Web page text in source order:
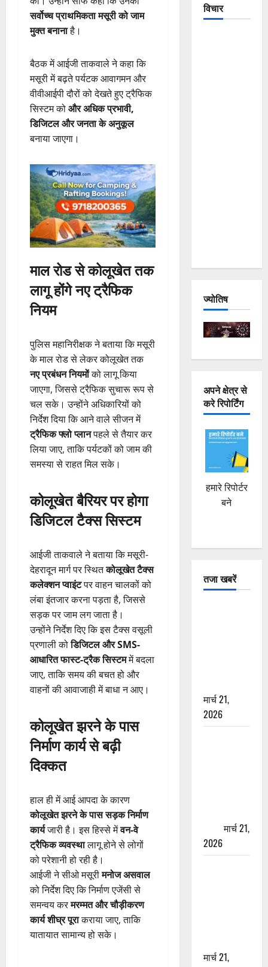
सर्वोच्च प्राथमिकता मसूरी को जाम
मुक्त बनानाहै।
बैठक में आईजी ताकवाले ने कहा कि
मसूरी में बढ़ते पर्यटक आवागमन और
वीवीआईपी दौरों को देखते हुए ट्रैफिक
सिस्टम कोऔर अधिक प्रभावी,
डिजिटल और जनता के अनुकूल
बनाया जाएगा।
माल रोड से कोलूखेत तक
लागू होंगे नए ट्रैफिक
नियम
पुलिस महानिरीक्षक ने बताया कि मसूरी
के माल रोड से लेकर कोलूखेत तक
नए प्रबंधन नियमोंको लागू किया
जाएगा, जिससे ट्रैफिक सुचारू रूप से
चल सके। उन्होंने अधिकारियों को
निर्देश दिया कि आने वाले सीजन में
ट्रैफिक फ्लो प्लानपहले से तैयार कर
लिया जाए, ताकि पर्यटकों को जाम की
समस्या से राहत मिल सके।
कोलूखेत बैरियर पर होगा
डिजिटल टैक्स सिस्टम
आईजी ताकवाले ने बताया कि मसूरी-
देहरादून मार्ग पर स्थितकोलूखेत टैक्स
कलेक्शन प्वाइंटपर वाहन चालकों को
लंबा इंतजार करना पड़ता है, जिससे
सड़क पर जाम लग जाता है।
उन्होंने निर्देश दिए कि इस टैक्स वसूली
प्रणाली कोडिजिटल और SMS-
आधारित फास्ट-ट्रैक सिस्टममें बदला
जाए, ताकि समय की बचत हो और
वाहनों की आवाजाही में बाधा न आए।
कोलूखेत झरने के पास
निर्माण कार्य से बढ़ी
दिक्कत
हाल ही में आई आपदा के कारण
कोलूखेत झरने के पास सड़क निर्माण
कार्यजारी है। इस हिस्से मेंवन-वे
ट्रैफिक व्यवस्थालागू होने से लोगों
को परेशानी हो रही है।
आईजी ने सीओ मसूरीमनोज असवाल
को निर्देश दिए कि निर्माण एजेंसी से
समन्वय करमरम्मत और चौड़ीकरण
कार्य शीघ्र पूराकराया जाए, ताकि
यातायात सामान्य हो सके।
विचार
ज्योतिष
अपने क्षेत्र से
करे रिपोर्टिंग
हमारे रिपोर्टर
बने
तजा खबरें
मार्च 21,
2026
मार्च 21,
2026
मार्च 21,